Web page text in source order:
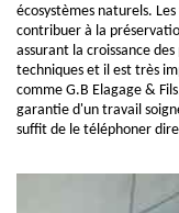
écosystèmes naturels.
contribuer à la
assurant la croissance
techniques et il est très
comme G.B Elagage &
garantie d'un travail
suffit de le téléphoner